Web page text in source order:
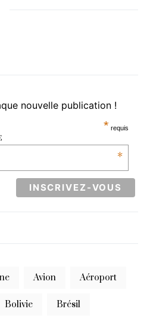
nouvelle publication !
* requis
*
Avion Aéroport
Bolivie Brésil